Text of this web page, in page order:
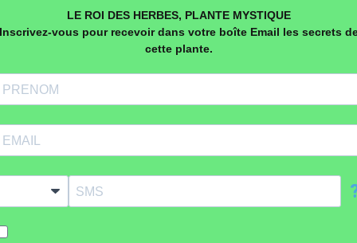
LE ROI DES HERBES, PLANTE MYSTIQUE
vous pour recevoir dans votre boîte Email les secrets
cette plante.